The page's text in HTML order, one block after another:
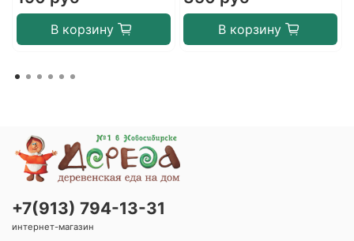
В корзину В корзину
+7(913) 794-13-31
интернет-магазин